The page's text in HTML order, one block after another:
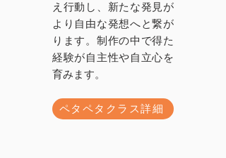
え行動し、新たな発見が
より自由な発想へと繋が
ります。制作の中で得た
経験が自主性や自立心を
育みます。
ペタペタクラス詳細